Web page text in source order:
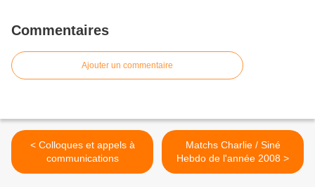
Commentaires
Ajouter un commentaire
< Colloques et appels à
communications
Matchs Charlie / Siné
Hebdo de l'année 2008 >